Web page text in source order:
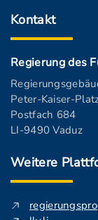
Kontakt
Regierung des
Peter-Kaiser-
Postfach 684
LI-9490 Vaduz
Weitere